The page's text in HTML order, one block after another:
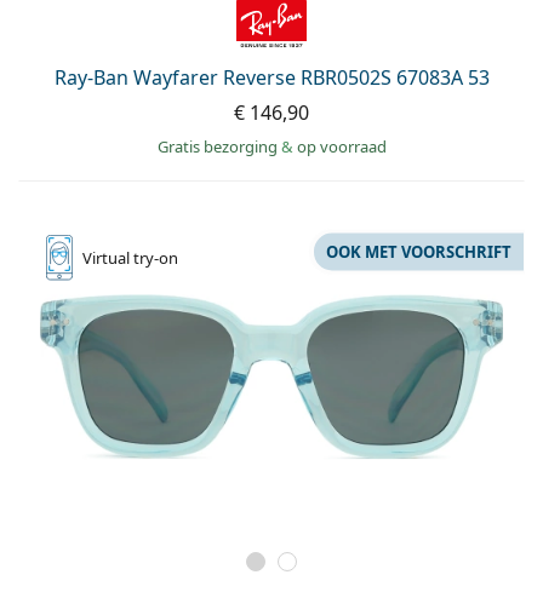
Ray-Ban Wayfarer Reverse RBR0502S 67083A 53
€ 146,90
Gratis bezorging & op voorraad
Virtualtry-on OOK MET VOORSCHRIFT